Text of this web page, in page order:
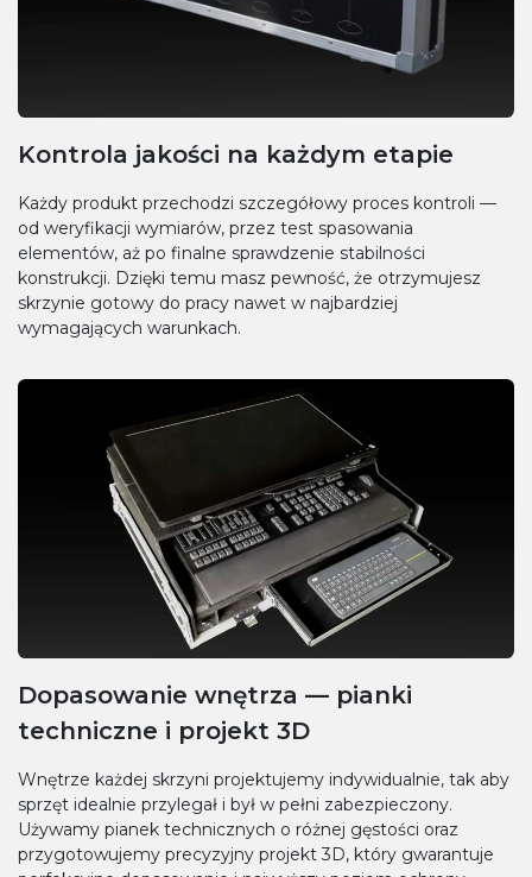
Kontrola jakości na każdym etapie
Każdy produkt przechodzi szczegółowy proces kontroli —
od weryfikacji wymiarów, przez test spasowania
elementów, aż po finalne sprawdzenie stabilności
konstrukcji. Dzięki temu masz pewność, że otrzymujesz
skrzynie gotowy do pracy nawet w najbardziej
wymagających warunkach.
Dopasowanie wnętrza — pianki
techniczne i projekt 3D
Wnętrze każdej skrzyni projektujemy indywidualnie, tak aby
sprzęt idealnie przylegał i był w pełni zabezpieczony.
Używamy pianek technicznych o różnej gęstości oraz
przygotowujemy precyzyjny projekt 3D, który gwarantuje